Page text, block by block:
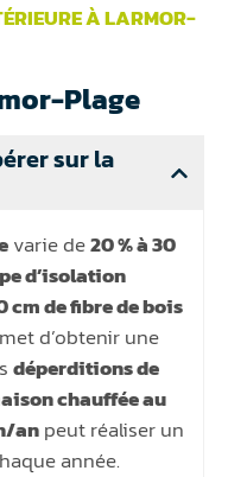
À LARMOR-
Plage
sur la
varie de20 % à 30
d’isolation
cm de fibre de bois
d’obtenir une
déperditions de
chauffée au
anpeut réaliser un
année.